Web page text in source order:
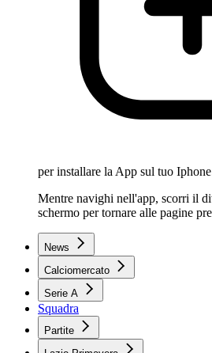
per installare la App sul tuo
Mentre navighi nell'app, scorri il
schermo per tornare alle pagine
News
Calciomercato
Serie A
Squadra
Partite